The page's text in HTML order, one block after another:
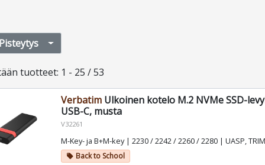
Pisteytys
tuotteet: 1 - 25 / 53
VerbatimUlkoinen kotelo M.2 NVMe SSD-
USB-C, musta
V32261
M-Key- ja B+M-key | 2230 / 2242 / 2260 / 2280 | UASP,
local_offer Back to School